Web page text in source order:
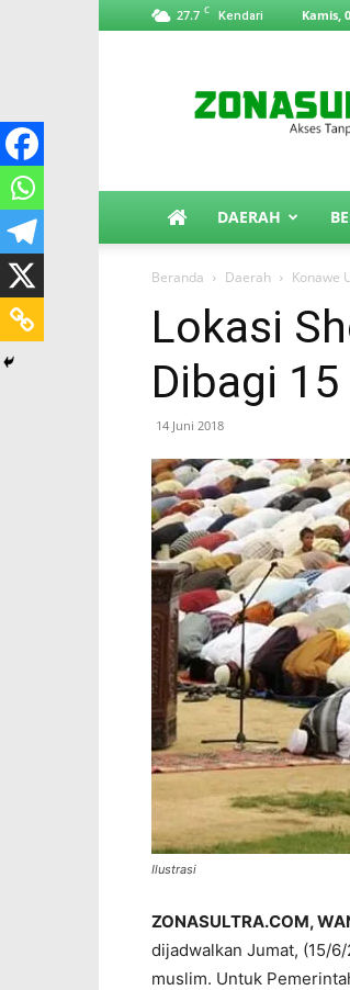
27.7 C Kendari Kamis,
DAERAH
Beranda Daerah Konawe
Lokasi
Dibagi 15
14 Juni 2018
Ilustrasi
ZONASULTRA.COM,
dijadwalkan Jumat, (15/
muslim. Untuk